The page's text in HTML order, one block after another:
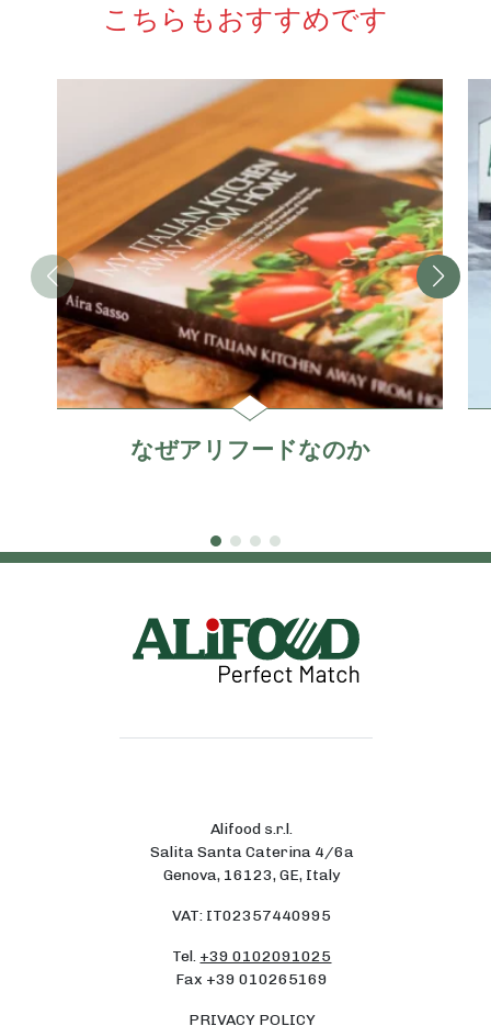
こちらもおすすめです
なぜアリフードなのか
Alifood s.r.l.
Salita Santa Caterina 4/6a
Genova, 16123, GE, Italy
VAT: IT02357440995
Tel. +39 0102091025
Fax +39 010265169
PRIVACY POLICY